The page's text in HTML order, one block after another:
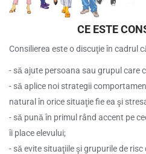
CE ESTE
Consilierea este o discuţie în cadrul
- să ajute persoana sau grupul care
- să aplice noi strategii
natural în orice situaţie fie ea şi
- să pună în primul rând accent pe
îi place elevului;
- să evite situaţiile şi grupurile de